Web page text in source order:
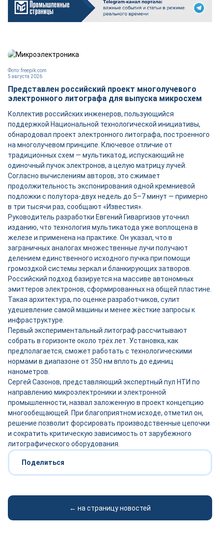
5 августа 2026
Фото: freepik.com
Представлен российский проект многолучевого
электронного литографа для выпуска микросхем
Коллектив российских инженеров, пользующийся
поддержкой Национальной технологической инициативы,
обнародовал проект электронного литографа, построенного
на многолучевом принципе. Ключевое отличие от
традиционных схем — мультикатод, испускающий не
одиночный пучок электронов, а целую матрицу лучей.
Согласно вычислениям авторов, это сжимает
продолжительность экспонирования одной кремниевой
подложки с полутора-двух недель до 5–7 минут — примерно
в три тысячи раз, сообщают «Известия».
Руководитель разработки Евгений Гиваргизов уточнил
изданию, что технология мультикатода уже воплощена в
железе и применена на практике. Он указал, что в
заграничных аналогах множественные лучи получают
делением единственного исходного пучка при помощи
громоздкой системы зеркал и бланкирующих затворов.
Российский подход базируется на массиве автономных
эмиттеров электронов, сформированных на общей пластине.
Такая архитектура, по оценке разработчиков, сулит
удешевление самой машины и менее жёсткие запросы к
инфраструктуре.
Первый экспериментальный литограф рассчитывают
собрать в горизонте около трёх лет. Установка, как
предполагается, сможет работать с технологическими
нормами в диапазоне от 350 нм вплоть до единиц
нанометров.
Сергей Сазонов, представляющий экспертный пул НТИ по
направлению микроэлектроники и электронной
промышленности, назвал заложенную в проект концепцию
многообещающей. При благоприятном исходе, отметил он,
решение позволит форсировать производственные цепочки
и сократить критическую зависимость от зарубежного
литографического оборудования.
Поделиться
← на страницу новостей